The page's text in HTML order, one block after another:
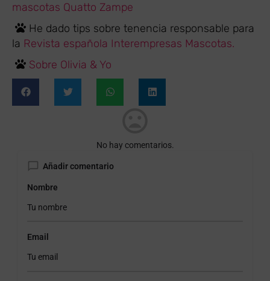
mascotas Quatto Zampe
He dado tips sobre tenencia responsable para
la Revista española Interempresas Mascotas.
Sobre Olivia & Yo
No hay comentarios.
Añadir comentario
Nombre
Email